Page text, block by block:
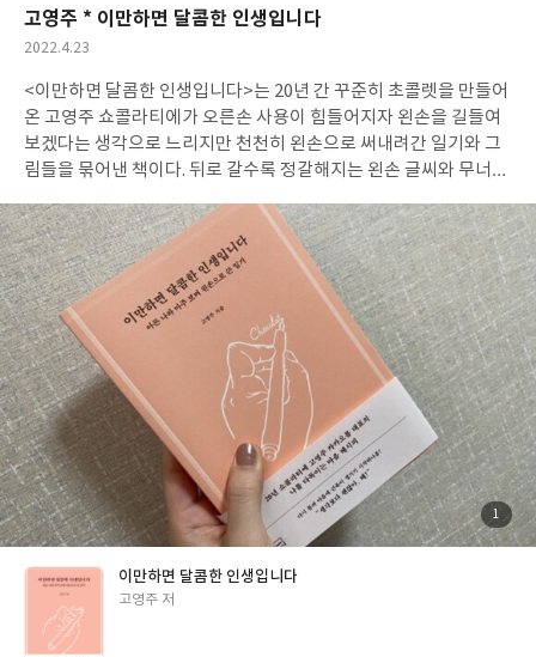
의 사람들의 다양한 반응까지, 유럽 의상과 패션에 대한 수많은 이
야기를 들려주고 그 의미를 깨닫게 해주는 데 일조하는 책이기도 하
이었는데 꽤나 시간 가는 줄 모르고 읽은 기분이다. 다만 두께가 상
당하기 때문에 굳이 순서대로 읽지 않아도 된다. 앞장을 읽지 않아도
책을 이해하는 데 어려움은 없으니 본인의 흥미에 따라 목차를 보고
원하는 부분부터 읽어도 무방할 것 같다. 전공자들은 조금 다르겠지
도 찬찬히 볼 수 있었다. 묘하게 논문을 보는 기분도 들지만 읽는 데
는 지장이 없다. 책의 내용을 설명하기에는 내용이 너무 방대해서 책
이 어떤 식으로 구성되어 있는지 대충 영상으로 찍어 보았다. 보시면
아시겠지만 생각보다 글도 많고 사진도 많아서 흥미를 유지시켜주
면서 정보 제공을 해주는 책이라서 부담이 없다. 출판사로부터 도서
만을 제공받아 주관적으로 작성된 리뷰입니다.
고영주 * 이만하면 달콤한 인생입니다
작
일
2022.4.23
<이만하면 달콤한 인생입니다>는 20년 간 꾸준히 초콜렛을 만들어
온 고영주 쇼콜라티에가 오른손 사용이 힘들어지자 왼손을 길들여
보겠다는 생각으로 느리지만 천천히 왼손으로 써내려간 일기와 그
림들을 묶어낸 책이다. 뒤로 갈수록 정갈해지는 왼손 글씨와 무너져
준 오른손을 재활하기 위해 힘겹지만 끈질긴 시간을 보내고 있는 고
영주 쇼콜라티에의 수많은 감정들이 교차하는 책으로 감히 짐작할
수 없는 그 긴 시간을 간접 경험하면서 생각이 많아진다. 오랜 시간
자신이 좋아하는 분야에서 노력을 해 인정받고 힘들지만 즐겁게 살
아온 시간들이 한순간 물거품처럼 느껴지게 된다면 나는 어떤 식으
로 반응하게 될 것인가. 물론 지금까지 오랜 시간 이룩한 것들이 순
식간에 사라지진 않겠지만 엄청난 상실감을 느낄 수 밖에 없을 것 같
다. 갑작스럽게 찾아온 불행을 어떤 식으로 해결해야 할지, 다시 내
가 좋아하는 일을 할 수 있을지, 오랫동안 손에 쥐고 있던 것들을 놓
을 수 있는지, 시간이 흘러 괜찮아지더라도 과연 돌아갈 수 있는 것
인지, 얼마나 생각이 많을까. 그런데도 고영주 쇼콜라티에는 묵묵히
왼손으로 일기를 쓰기로 한다. 익숙하지 않은 왼손으로 매일 일기를
쓰고 그림을 그리고. 혹시라도 포기할까봐 SNS에 인증을 하고 어
기는 경우에는 백만원을 기부하겠노라고 당당히 선언까지 한다. 처
음 일기와 마지막 일기를 보면 고영주 쇼콜라티에가 얼마나 꾸준히
일기를 쓰고 왼손을 길들였는지 알 수 있다. 모든 것은 꾸준함이 중
요하다는 것을 새삼 깨닫고, 포기하지 않는 이의 모습에 놀랍기도
첨
부
된
사
1
이만하면 달콤한 인생입니다
글
고영주 저